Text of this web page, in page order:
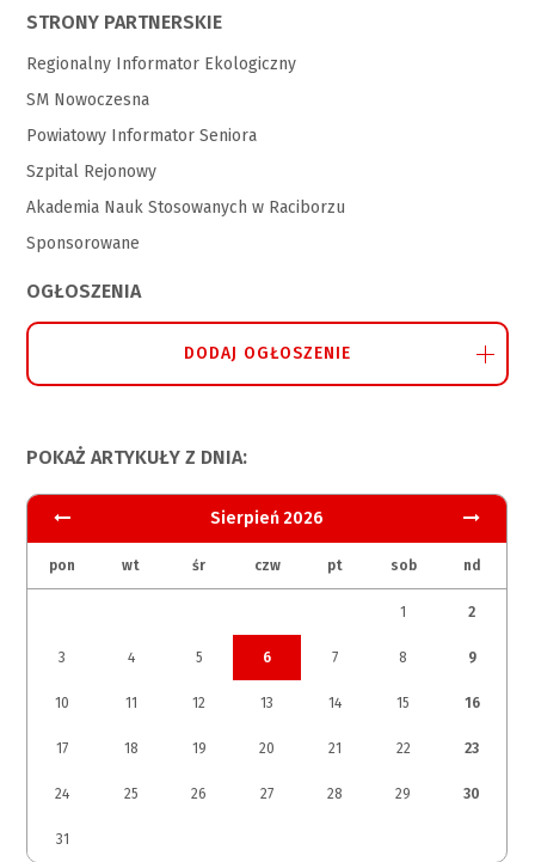
STRONY PARTNERSKIE
Regionalny Informator Ekologiczny
SM Nowoczesna
Powiatowy Informator Seniora
Szpital Rejonowy
Akademia Nauk Stosowanych w Raciborzu
Sponsorowane
OGŁOSZENIA
DODAJ OGŁOSZENIE
POKAŻ ARTYKUŁY Z DNIA:
Sierpień 2026
pon wt śr czw pt sob nd
1 2
3 4 5 6 7 8 9
10 11 12 13 14 15 16
17 18 19 20 21 22 23
24 25 26 27 28 29 30
31